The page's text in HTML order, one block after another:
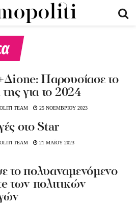
Παρουσίασε το
της για το 2024
TEAM 25 ΝΟΕΜΒΡΙΟΥ 2023
στο Star
TEAM 21 ΜΑΪΟΥ 2023
το πολυαναμενόμενο
των πολιτικών